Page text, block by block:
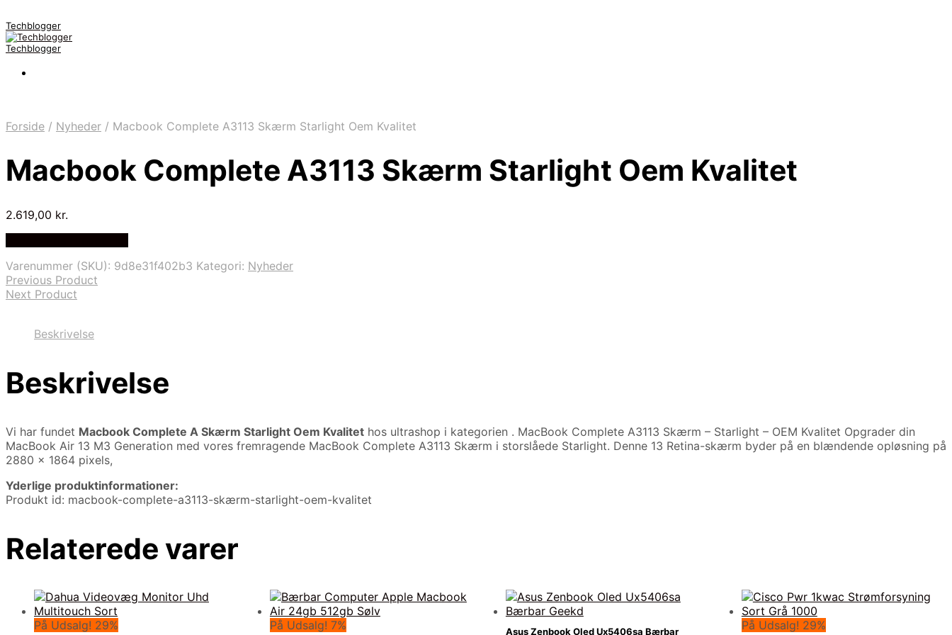
Techblogger
Techblogger
Forside / Nyheder / Macbook Complete A3113 Skærm Starlight Oem Kvalitet
Macbook Complete A3113 Skærm Starlight Oem Kvalitet
2.619,00 kr.
Varenummer (SKU): 9d8e31f402b3 Kategori: Nyheder
Previous Product
Next Product
Beskrivelse
Beskrivelse
Vi har fundet Macbook Complete A Skærm Starlight Oem Kvalitet hos ultrashop i kategorien . MacBook Complete A3113 Skærm – Starlight – OEM Kvalitet Opgrader din
MacBook Air 13 M3 Generation med vores fremragende MacBook Complete A3113 Skærm i storslåede Starlight. Denne 13 Retina-skærm byder på en blændende opløsning på
2880 x 1864 pixels,
Yderlige produktinformationer:
Produkt id: macbook-complete-a3113-skærm-starlight-oem-kvalitet
Relaterede varer
På Udsalg! 29% På Udsalg! 7% Asus Zenbook Oled Ux5406sa Bærbar På Udsalg! 29%